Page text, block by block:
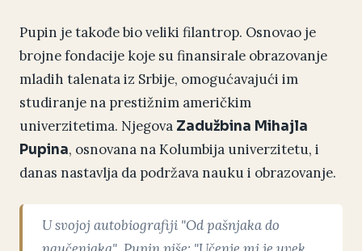
Pupin je takođe bio veliki filantrop. Osnovao je
brojne fondacije koje su finansirale obrazovanje
mladih talenata iz Srbije, omogućavajući im
studiranje na prestižnim američkim
univerzitetima. Njegova Zadužbina Mihajla
Pupina, osnovana na Kolumbija univerzitetu, i
danas nastavlja da podržava nauku i obrazovanje.
U svojoj autobiografiji "Od pašnjaka do